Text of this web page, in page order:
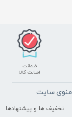
ضمانت
اصالت کالا
منوی سایت
تخفیف ها و پیشنهادها